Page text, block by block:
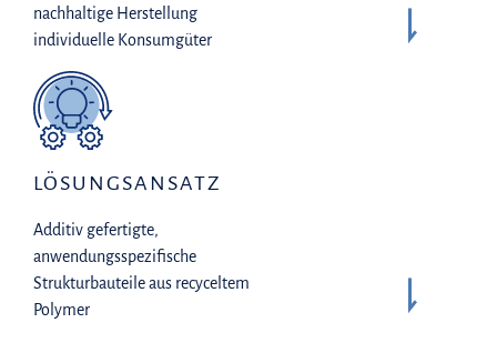
nachhaltige Herstellung
individuelle Konsumgüter
LÖSUNGSANSATZ
Additiv gefertigte,
anwendungsspezifische
Strukturbauteile aus recyceltem
Polymer